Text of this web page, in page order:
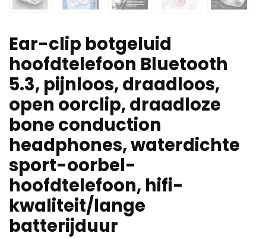
Ear-clip botgeluid
hoofdtelefoon Bluetooth
5.3, pijnloos, draadloos,
open oorclip, draadloze
bone conduction
headphones, waterdichte
sport-oorbel-
hoofdtelefoon, hifi-
kwaliteit/lange
batterijduur